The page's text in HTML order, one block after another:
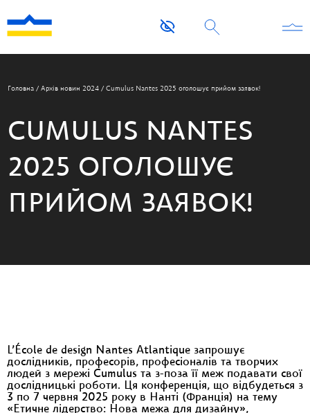
Головна / Архів новин 2024 / Cumulus Nantes 2025 оголошує прийом заявок!
CUMULUS NANTES
2025 ОГОЛОШУЄ
ПРИЙОМ ЗАЯВОК!
L’École de design Nantes Atlantique запрошує
дослідників, професорів, професіоналів та творчих
людей з мережі Cumulus та з-поза її меж подавати свої
дослідницькі роботи. Ця конференція, що відбудеться з
3 по 7 червня 2025 року в Нанті (Франція) на тему
«Етичне лідерство: Нова межа для дизайну»,